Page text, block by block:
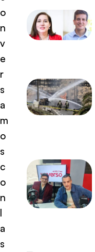
o
n
v
e
r
s
a
m
o
s
c
o
n
l
a
s